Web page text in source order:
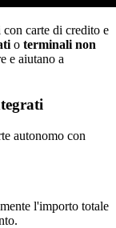
con carte di credito e
o terminali non
e aiutano a
autonomo con
l'importo totale